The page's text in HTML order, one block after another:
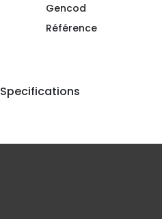
Gencod
Référence
Specifications